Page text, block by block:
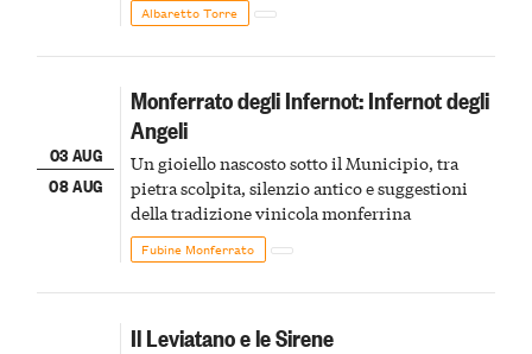
Albaretto Torre
03 AUG
08 AUG
Monferrato degli Infernot: Infernot degli
Angeli
Un gioiello nascosto sotto il Municipio, tra
pietra scolpita, silenzio antico e suggestioni
della tradizione vinicola monferrina
Fubine Monferrato
Il Leviatano e le Sirene